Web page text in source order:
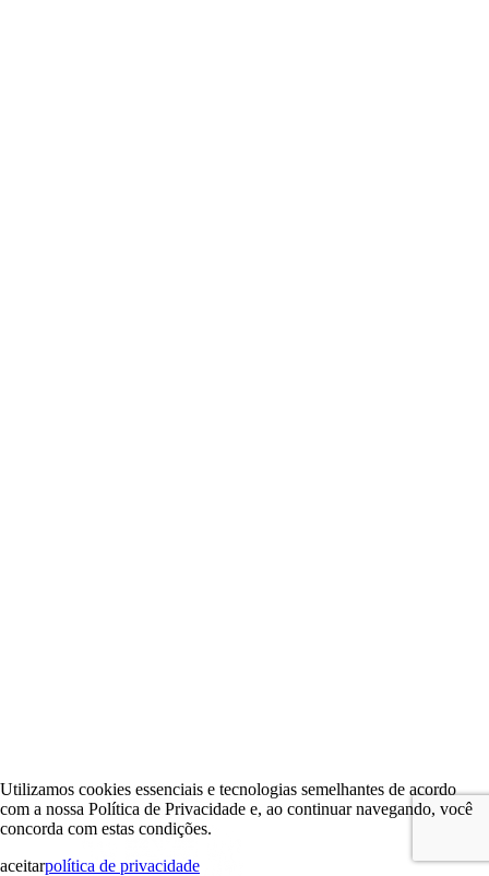
Utilizamos cookies essenciais e tecnologias semelhantes de acordo
com a nossa Política de Privacidade e, ao continuar navegando, você
concorda com estas condições.
aceitarpolítica de privacidade